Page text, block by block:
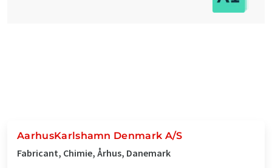
AarhusKarlshamn Denmark A/S
Fabricant, Chimie, Århus, Danemark